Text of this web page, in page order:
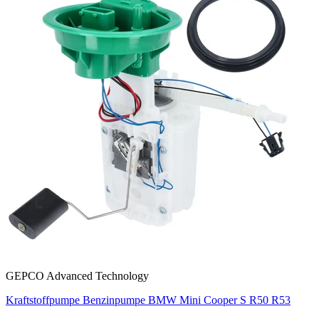
GEPCO Advanced Technology
Kraftstoffpumpe Benzinpumpe BMW Mini Cooper S R50 R53